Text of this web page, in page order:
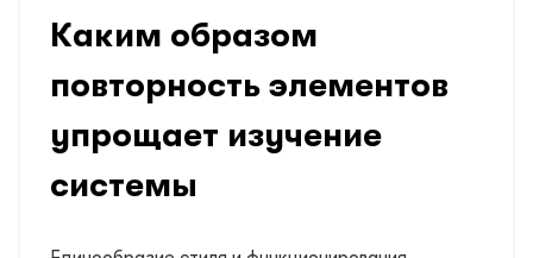
Каким образом
повторность элементов
упрощает изучение
системы